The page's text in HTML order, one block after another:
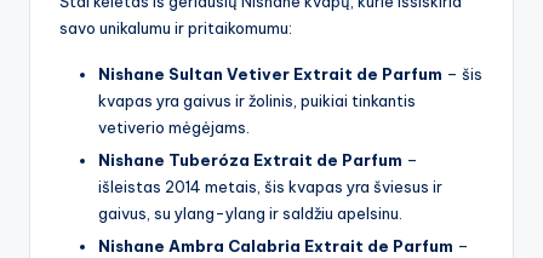
savo unikalumu ir pritaikomumu:
Nishane Sultan Vetiver Extrait de Parfum – šis
kvapas yra gaivus ir žolinis, puikiai tinkantis
vetiverio mėgėjams.
Nishane Tuberóza Extrait de Parfum –
išleistas 2014 metais, šis kvapas yra šviesus ir
gaivus, su ylang-ylang ir saldžiu apelsinu.
Nishane Ambra Calabria Extrait de Parfum –